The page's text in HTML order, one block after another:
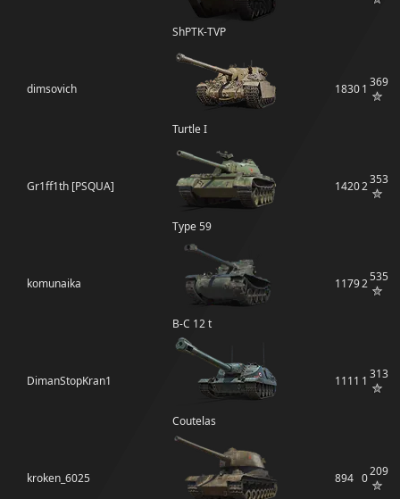
ShPTK-TVP
dimsovich
Turtle I
18301 369
Gr1ff1th [PSQUA]
Type 59
14202353
komunaika
B-C 12 t
11792535
DimanStopKran1
Coutelas
1111 1 313
kroken_6025 894 0209